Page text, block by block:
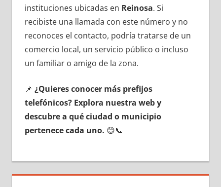
instituciones ubicadas en Reinosa. Si
recibiste una llamada сοn еstе número у no
reconoces el contacto, podría tratarse dе un
comercio local, un servicio público ο incluso
un familiar ο amigo dе la zona.
📌 ¿Quieres conocer mа́s prefijos
telefónicos? Explora nuestra web у
descubre а qué ciudad ο municipio
pertenece cada uno. 😊📞